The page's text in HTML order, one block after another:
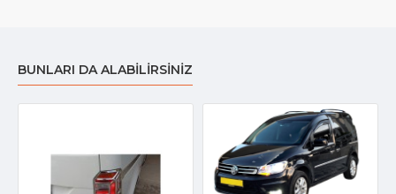
BUNLARI DA ALABILIRSINIZ